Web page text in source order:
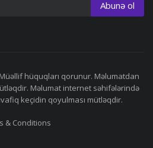
Abunə ol
hüquqları qorunur. Məlumatdan
Məlumat internet səhifələrində
keçidin qoyulması mütləqdir.
& Conditions